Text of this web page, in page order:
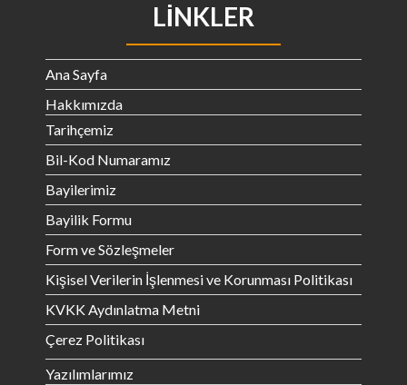
LINKLER
Ana Sayfa
Hakkımızda
Tarihçemiz
Bil-Kod Numaramız
Bayilerimiz
Bayilik Formu
Form ve Sözleşmeler
Kişisel Verilerin İşlenmesi ve Korunması Politikası
KVKK Aydınlatma Metni
Çerez Politikası
Yazılımlarımız